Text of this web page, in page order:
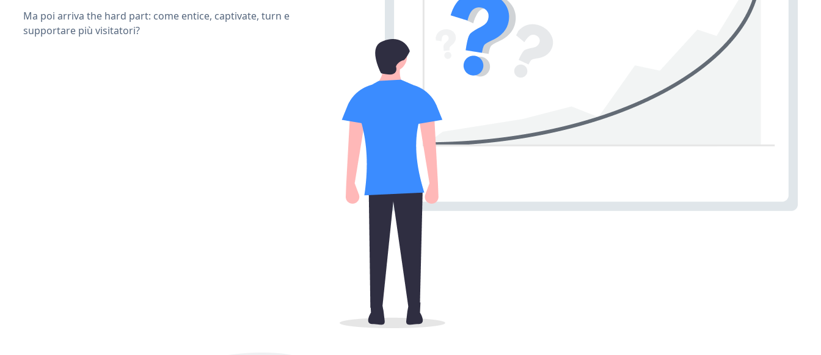
Ma poi arriva the hard part: come entice, captivate, turn e
supportare più visitatori?